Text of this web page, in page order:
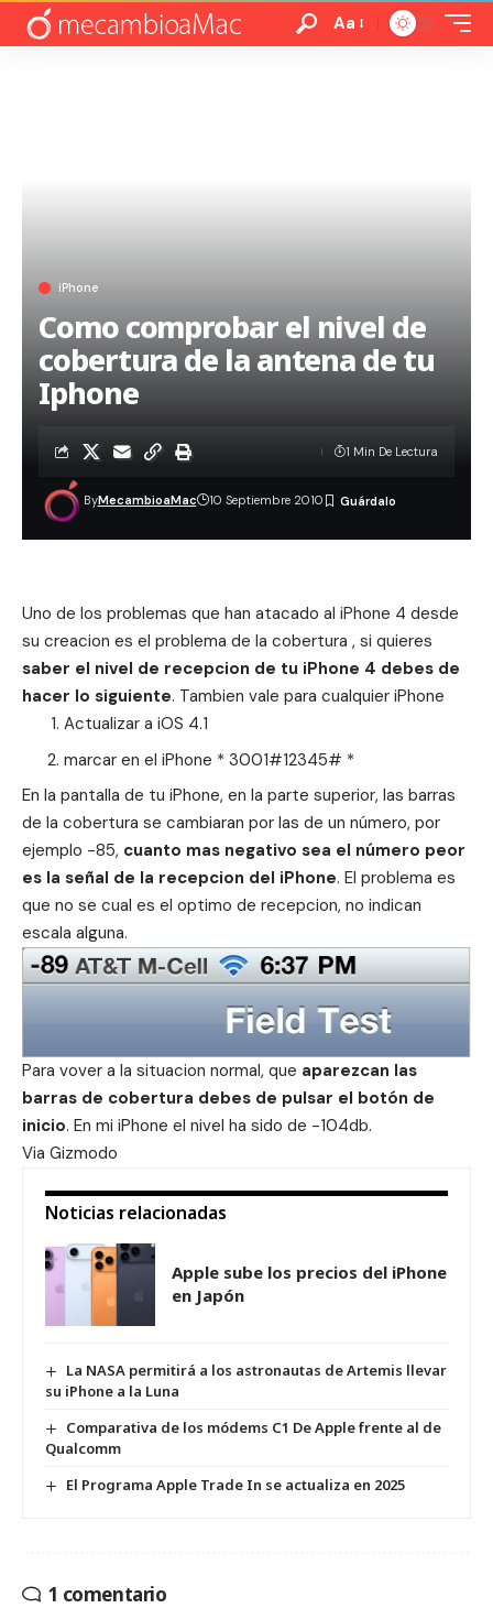
Aa
iPhone
Como comprobar el nivel de
cobertura de la antena de tu
Iphone
ByMecambioaMac 10 Septiembre 2010
1 Min De Lectura
Uno de los problemas que han atacado al iPhone 4 desde
su creacion es el problema de la cobertura , si quieres
saber el nivel de recepcion de tu iPhone 4 debes de
hacer lo siguiente. Tambien vale para cualquier iPhone
Actualizar a iOS 4.1
marcar en el iPhone * 3001#12345# *
En la pantalla de tu iPhone, en la parte superior, las barras
de la cobertura se cambiaran por las de un número, por
ejemplo -85, cuanto mas negativo sea el número peor
es la señal de la recepcion del iPhone. El problema es
que no se cual es el optimo de recepcion, no indican
escala alguna.
Para vover a la situacion normal, que aparezcan las
barras de cobertura debes de pulsar el botón de
inicio. En mi iPhone el nivel ha sido de -104db.
Via Gizmodo
Noticias relacionadas
Apple sube los precios del iPhone
en Japón
La NASA permitirá a los astronautas de Artemis llevar
su iPhone a la Luna
Comparativa de los módems C1 De Apple frente al de
Qualcomm
El Programa Apple Trade In se actualiza en 2025
1 comentario